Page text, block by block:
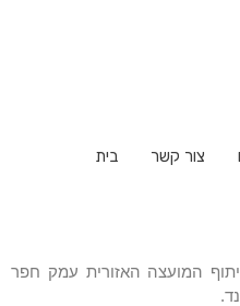
צור קשר בית
המועצה האזורית עמק חפר